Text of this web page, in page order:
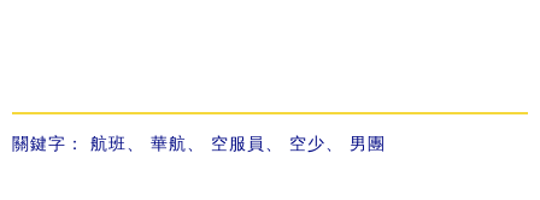
關鍵字： 航班 華航 空服員 空少 男團